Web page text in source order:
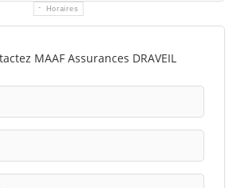
Horaires
MAAF Assurances DRAVEIL